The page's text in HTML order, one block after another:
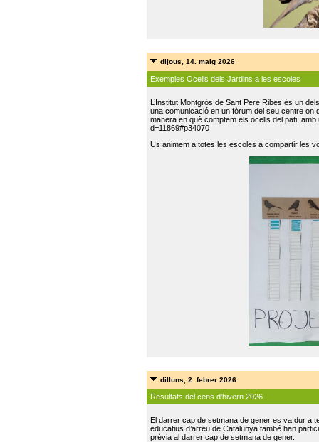
dijous, 14. maig 2026
Exemples Ocells dels Jardins a les escoles
L’Institut Montgrós de Sant Pere Ribes és un
una comunicació en un fòrum del seu centre on
manera en què comptem els ocells del pati,
d=11869#p34070
Us animem a totes les escoles a compartir les
dilluns, 2. febrer 2026
Resultats del cens d'hivern 2026
El darrer cap de setmana de gener es va dur a
educatius d’arreu de Catalunya també han
prèvia al darrer cap de setmana de gener.